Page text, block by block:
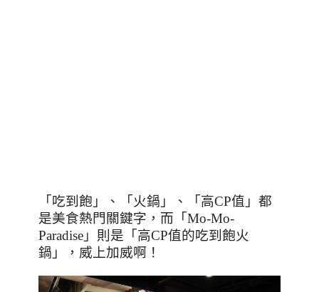
「吃到飽」、「火鍋」、「高CP值」都
是美食熱門關鍵字，而「Mo-Mo-
Paradise 」則是「高CP值的吃到飽火
鍋」，威上加威啊！